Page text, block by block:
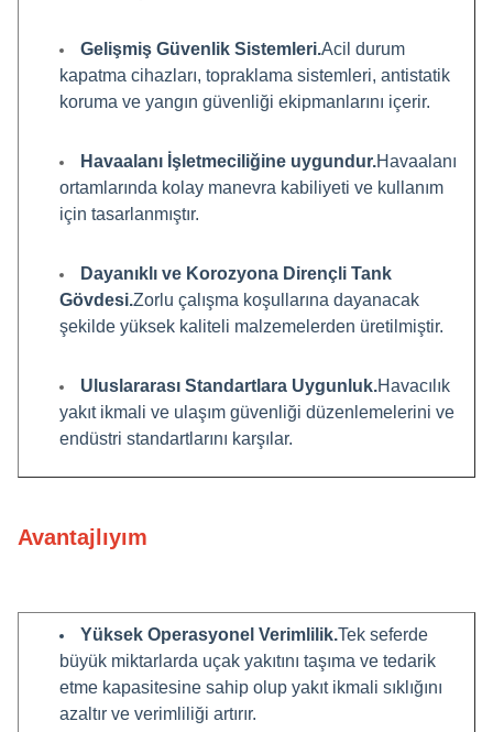
Gelişmiş Güvenlik Sistemleri.Acil durum
kapatma cihazları, topraklama sistemleri, antistatik
koruma ve yangın güvenliği ekipmanlarını içerir.
Havaalanı İşletmeciliğine uygundur.Havaalanı
ortamlarında kolay manevra kabiliyeti ve kullanım
için tasarlanmıştır.
Dayanıklı ve Korozyona Dirençli Tank
Gövdesi.Zorlu çalışma koşullarına dayanacak
şekilde yüksek kaliteli malzemelerden üretilmiştir.
Uluslararası Standartlara Uygunluk.Havacılık
yakıt ikmali ve ulaşım güvenliği düzenlemelerini ve
endüstri standartlarını karşılar.
Avantajlıyım
Yüksek Operasyonel Verimlilik.Tek seferde
büyük miktarlarda uçak yakıtını taşıma ve tedarik
etme kapasitesine sahip olup yakıt ikmali sıklığını
azaltır ve verimliliği artırır.